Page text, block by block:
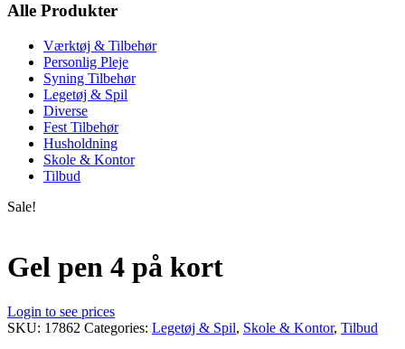
Alle Produkter
Værktøj & Tilbehør
Personlig Pleje
Syning Tilbehør
Legetøj & Spil
Diverse
Fest Tilbehør
Husholdning
Skole & Kontor
Tilbud
Sale!
Gel pen 4 på kort
Login to see prices
SKU: 17862 Categories: Legetøj & Spil, Skole & Kontor, Tilbud